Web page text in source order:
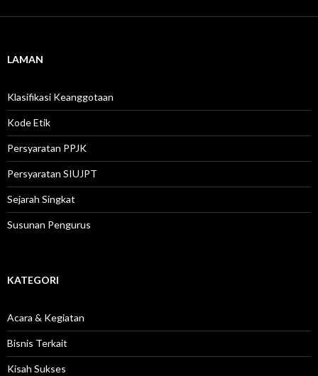
LAMAN
Klasifikasi Keanggotaan
Kode Etik
Persyaratan PPJK
Persyaratan SIUJPT
Sejarah Singkat
Susunan Pengurus
KATEGORI
Acara & Kegiatan
Bisnis Terkait
Kisah Sukses